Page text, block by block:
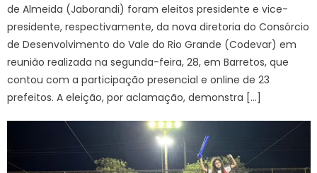
de Almeida (Jaborandi) foram eleitos presidente e vice-
presidente, respectivamente, da nova diretoria do Consórcio
de Desenvolvimento do Vale do Rio Grande (Codevar) em
reunião realizada na segunda-feira, 28, em Barretos, que
contou com a participação presencial e online de 23
prefeitos. A eleição, por aclamação, demonstra […]